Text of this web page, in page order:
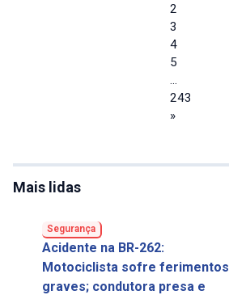
2
3
4
5
…
243
»
Mais lidas
Segurança
Acidente na BR-262:
Motociclista sofre ferimentos
graves; condutora presa e